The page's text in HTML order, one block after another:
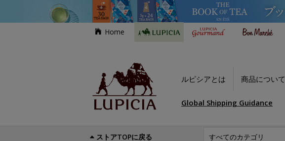
Home
ルピシアとは 商品について
Global Shipping Guidance
ストアTOPに戻る